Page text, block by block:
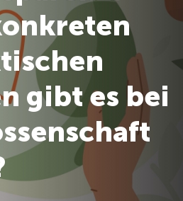
gibt es bei